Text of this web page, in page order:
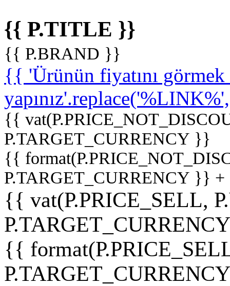
{{ P.TITLE }}
{{ P.BRAND }}
{{ 'Ürünün fiyatını
{{
P.TARGET_CURRENCY }}
{{
P.TARGET_CURRENCY }}
{{ vat(P.PRICE_SELL,
{{